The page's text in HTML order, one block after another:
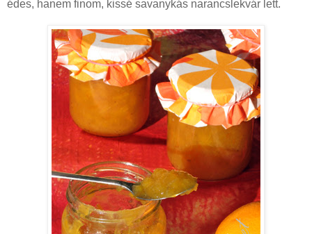
édes, hanem finom, kissé savanykás narancslekvár lett.